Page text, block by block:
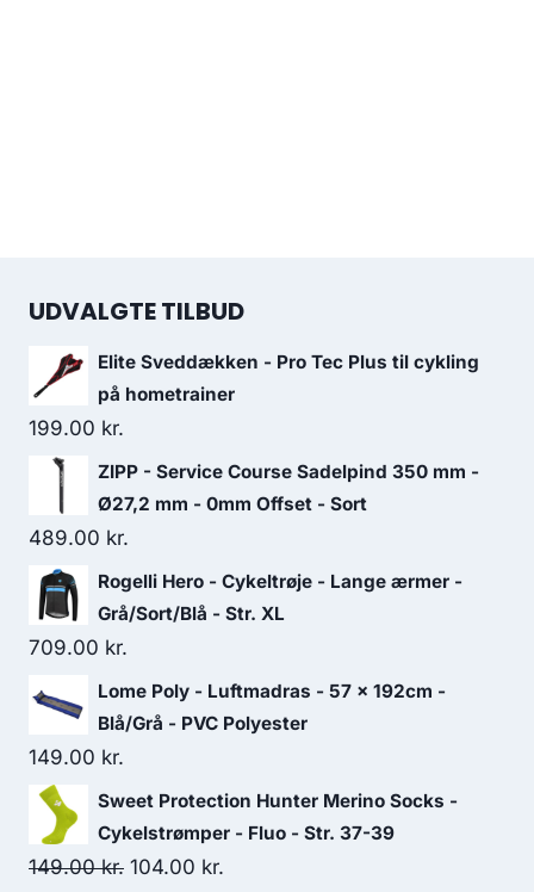
UDVALGTE TILBUD
Elite Sveddækken - Pro Tec Plus til cykling
på hometrainer
199.00 kr.
ZIPP - Service Course Sadelpind 350 mm -
Ø27,2 mm - 0mm Offset - Sort
489.00 kr.
Rogelli Hero - Cykeltrøje - Lange ærmer -
Grå/Sort/Blå - Str. XL
709.00 kr.
Lome Poly - Luftmadras - 57 x 192cm -
Blå/Grå - PVC Polyester
149.00 kr.
Sweet Protection Hunter Merino Socks -
Cykelstrømper - Fluo - Str. 37-39
149.00kr. Original
104.00 kr.